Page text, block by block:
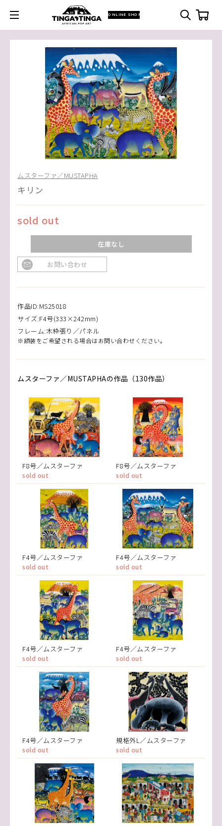
ONLINE SHOP
ムスターファ／MUSTAPHA
キリン
sold out
在庫なし
お問い合わせ
作品ID:MS25018
サイズ:F4号(333×242mm)
フレーム:木枠張り／パネル
※額装をご希望される場合はお問い合わせください。
ムスターファ／MUSTAPHAの作品（130作品）
F8号／ムスターファ
sold out
F8号／ムスターファ
sold out
F4号／ムスターファ
sold out
F4号／ムスターファ
sold out
F4号／ムスターファ
sold out
F4号／ムスターファ
sold out
F4号／ムスターファ
sold out
規格外L／ムスターファ
sold out